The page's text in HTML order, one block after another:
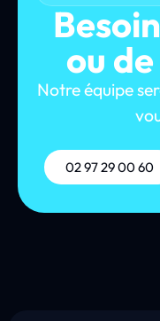
ou
Notre équipe
02 97 29 00 60